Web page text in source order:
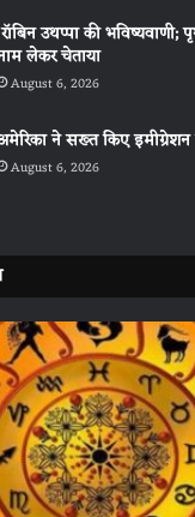
रॉबिन उथप्पा की
लेकर चेताया
August 6, 2026
ने सख्त किए
August 6, 2026